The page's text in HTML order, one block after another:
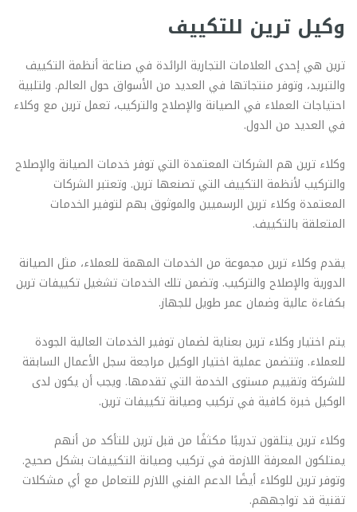
وكيل ترين للتكييف
ترين هي إحدى العلامات التجارية الرائدة في صناعة أنظمة التكييف
والتبريد، وتوفر منتجاتها في العديد من الأسواق حول العالم. ولتلبية
احتياجات العملاء في الصيانة والإصلاح والتركيب، تعمل ترين مع وكلاء
في العديد من الدول.
وكلاء ترين هم الشركات المعتمدة التي توفر خدمات الصيانة والإصلاح
والتركيب لأنظمة التكييف التي تصنعها ترين. وتعتبر الشركات
المعتمدة وكلاء ترين الرسميين والموثوق بهم لتوفير الخدمات
المتعلقة بالتكييف.
يقدم وكلاء ترين مجموعة من الخدمات المهمة للعملاء، مثل الصيانة
الدورية والإصلاح والتركيب. وتضمن تلك الخدمات تشغيل تكييفات ترين
بكفاءة عالية وضمان عمر طويل للجهاز.
يتم اختيار وكلاء ترين بعناية لضمان توفير الخدمات العالية الجودة
للعملاء. وتتضمن عملية اختيار الوكيل مراجعة سجل الأعمال السابقة
للشركة وتقييم مستوى الخدمة التي تقدمها. ويجب أن يكون لدى
الوكيل خبرة كافية في تركيب وصيانة تكييفات ترين.
وكلاء ترين يتلقون تدريبًا مكثفًا من قبل ترين للتأكد من أنهم
يمتلكون المعرفة اللازمة في تركيب وصيانة التكييفات بشكل صحيح.
وتوفر ترين للوكلاء أيضًا الدعم الفني اللازم للتعامل مع أي مشكلات
تقنية قد تواجههم.